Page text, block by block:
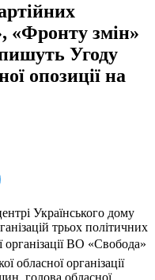
«Фронту змін»
Угоду
опозиції на
Українського дому
трьох політичних
організації ВО «Свобода»
обласної організації